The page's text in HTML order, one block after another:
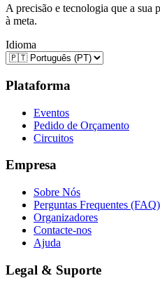
A precisão e tecnologia que a sua
à meta.
Idioma
Plataforma
Eventos
Pedido de Orçamento
Circuitos
Empresa
Sobre Nós
Perguntas Frequentes (FAQ)
Organizadores
Contacte-nos
Ajuda
Legal & Suporte